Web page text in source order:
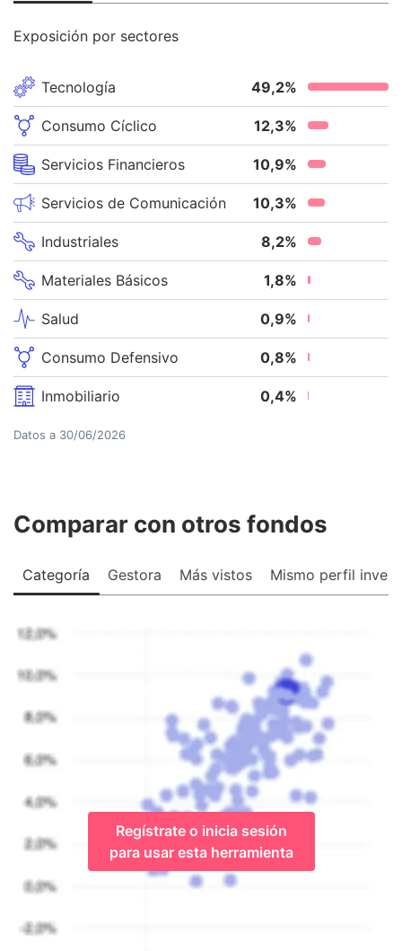
Exposición por sectores
Tecnología 49,2%
Consumo Cíclico 12,3%
Servicios Financieros 10,9%
Servicios de Comunicación 10,3%
Industriales 8,2%
Materiales Básicos 1,8%
Salud 0,9%
Consumo Defensivo 0,8%
Inmobiliario 0,4%
Datos a 30/06/2026
Comparar con otros fondos
Categoría Gestora Más vistos Mismo perfil
Regístrate o inicia sesión
para usar esta herramienta